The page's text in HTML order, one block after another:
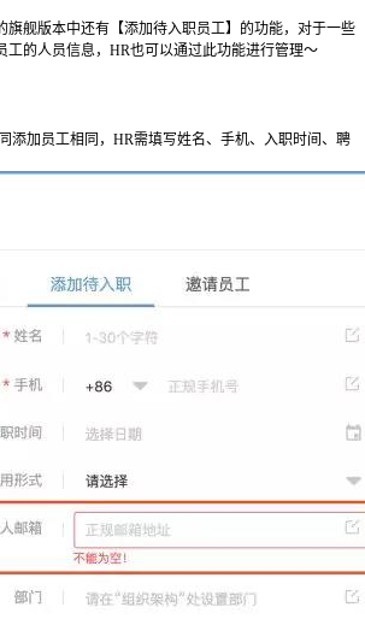
旗舰版本中还有【添加待入职员工】的功能，对于一些
工的人员信息，HR也可以通过此功能进行管理～
添加员工相同，HR需填写姓名、手机、入职时间、聘